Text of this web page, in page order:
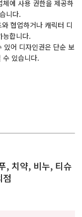
에 사용 권한을 제공하
니다.
협업하거나 캐릭터 디
능합니다.
있어 디자인권은 단순 보
수 있습니다.
, 치약, 비누, 티슈